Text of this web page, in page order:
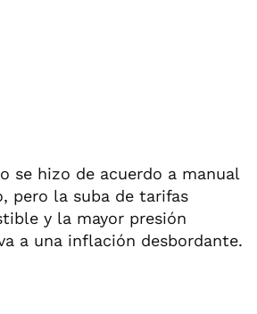
se hizo de acuerdo a manual
pero la suba de tarifas
y la mayor presión
a una inflación desbordante.